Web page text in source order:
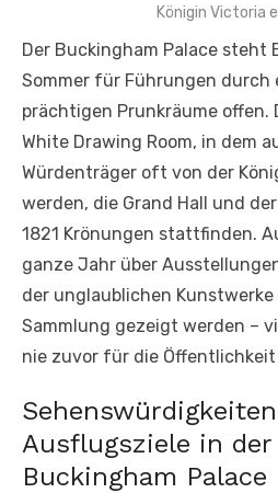
Königin Victoria
Der Buckingham Palace steht
Sommer für Führungen durch
prächtigen Prunkräume offen.
White Drawing Room, in dem
Würdenträger oft von der
werden, die Grand Hall und
1821 Krönungen stattfinden.
ganze Jahr über
der unglaublichen
Sammlung gezeigt werden –
nie zuvor für die Öffentlichkeit
Ausflugsziele in der
Buckingham Palace